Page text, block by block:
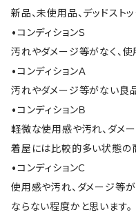
新品、未使用品、デッドストッ
•コンディションＳ
汚れやダメージ等がなく、
•コンディションＡ
汚れやダメージ等がない良品
•コンディションＢ
軽微な使用感や汚れ、ダメ
着屋には比較的多い状態の
•コンディションＣ
使用感や汚れ、ダメージ等
ならない程度かと思います。